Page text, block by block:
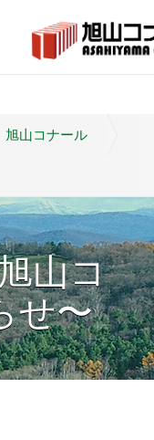
旭山コナール
山コ
せ〜